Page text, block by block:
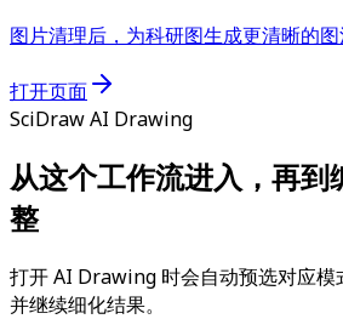
图片清理后，为科研图生成更清晰的图
打开页面
SciDraw AI Drawing
从这个工作流进入，再到
整
打开 AI Drawing 时会自动预选对应模
并继续细化结果。